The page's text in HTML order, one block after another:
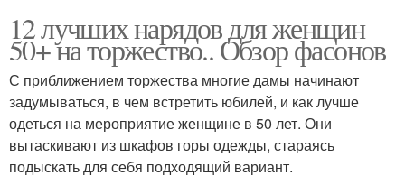
12 лучших нарядов для женщин
50+ на торжество.. Обзор фасонов
С приближением торжества многие дамы начинают
задумываться, в чем встретить юбилей, и как лучше
одеться на мероприятие женщине в 50 лет. Они
вытаскивают из шкафов горы одежды, стараясь
подыскать для себя подходящий вариант.